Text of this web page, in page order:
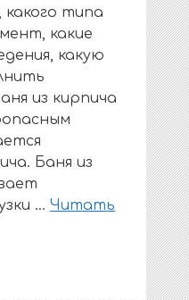
типа
какие
какую
из кирпича
Баня из
… Читать